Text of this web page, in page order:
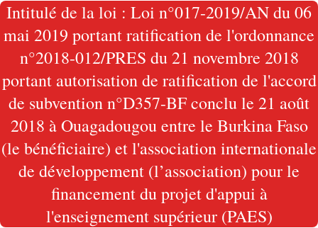
Intitulé de la loi : Loi n°017-2019/AN du 06
mai 2019 portant ratification de l'ordonnance
n°2018-012/PRES du 21 novembre 2018
portant autorisation de ratification de l'accord
de subvention n°D357-BF conclu le 21 août
2018 à Ouagadougou entre le Burkina Faso
(le bénéficiaire) et l'association internationale
de développement (l’association) pour le
financement du projet d'appui à
l'enseignement supérieur (PAES)